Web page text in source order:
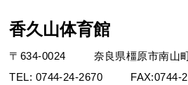
香久山体育館
〒 634-0024
奈良県橿原市南山
TEL: 0744-24-2670 FAX:0744-